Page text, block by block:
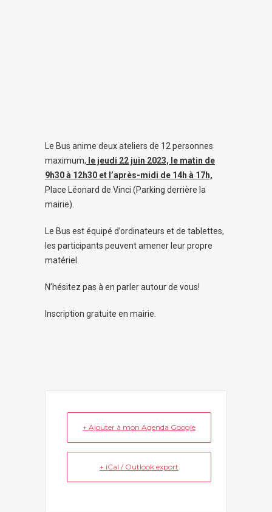
Le Bus anime deux ateliers de 12 personnes
maximum, le jeudi 22 juin 2023, le matin de
9h30 à 12h30 et l’après-midi de 14h à 17h,
Place Léonard de Vinci (Parking derrière la
mairie).
Le Bus est équipé d’ordinateurs et de tablettes,
les participants peuvent amener leur propre
matériel.
N’hésitez pas à en parler autour de vous!
Inscription gratuite en mairie.
+ Ajouter à mon Agenda Google
+ iCal / Outlook export